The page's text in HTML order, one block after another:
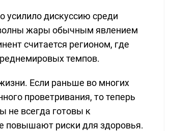
усилило дискуссию среди
жары обычным явлением
считается регионом, где
темпов.
Если раньше во многих
проветривания, то теперь
не всегда готовы к
повышают риски для здоровья.